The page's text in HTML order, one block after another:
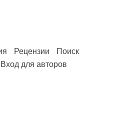
Рецензии
Поиск
Вход для авторов